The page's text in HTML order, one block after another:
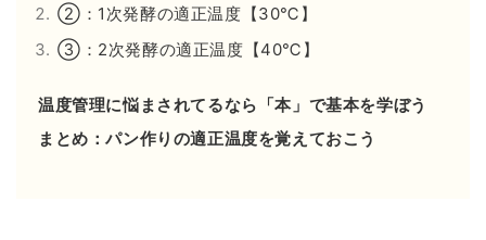
②：1次発酵の適正温度【30℃】
③：2次発酵の適正温度【40℃】
温度管理に悩まされてるなら「本」で基本を学ぼう
まとめ：パン作りの適正温度を覚えておこう